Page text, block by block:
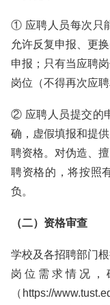
① 应聘人员每次只
允许反复申报、更
申报；只有当应聘
岗位（不得再次应聘
② 应聘人员提交的
确，虚假填报和提
聘资格。对伪造、
聘资格的，将按照
负。
（二）资格审查
学校及各招聘部门
岗位需求情况
（https://